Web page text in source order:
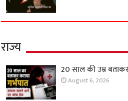
राज्य
20 साल की उम्र
August 6, 2026